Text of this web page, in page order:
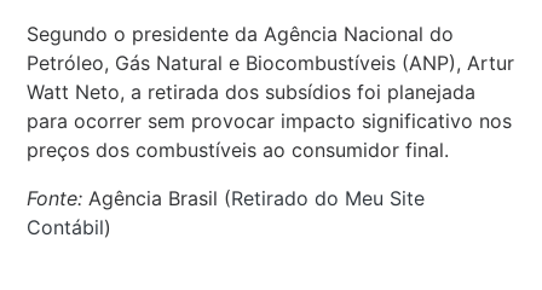
Segundo o presidente da Agência Nacional do
Petróleo, Gás Natural e Biocombustíveis (ANP), Artur
Watt Neto, a retirada dos subsídios foi planejada
para ocorrer sem provocar impacto significativo nos
preços dos combustíveis ao consumidor final.
Fonte: Agência Brasil (Retirado do Meu Site
Contábil)